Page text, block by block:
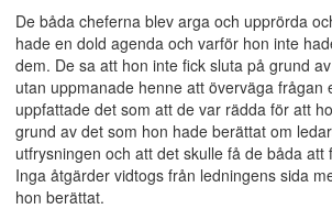
De båda cheferna blev arga och upprörda
hade en dold agenda och varför hon inte
dem. De sa att hon inte fick sluta på grund
utan uppmanade henne att överväga frågan
uppfattade det som att de var rädda för att
grund av det som hon hade berättat om
utfrysningen och att det skulle få de båda att
Inga åtgärder vidtogs från ledningens sida
hon berättat.